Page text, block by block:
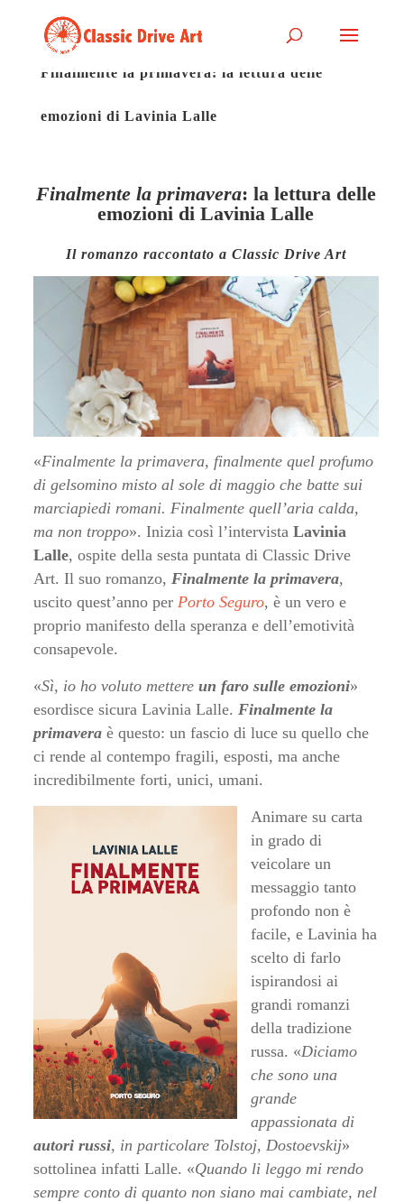
Finalmente la primavera: la lettura delle
emozioni di Lavinia Lalle
Finalmente la primavera: la lettura delle
emozioni di Lavinia Lalle
Il romanzo raccontato a Classic Drive Art
«Finalmente la primavera, finalmente quel profumo
di gelsomino misto al sole di maggio che batte sui
marciapiedi romani. Finalmente quell’aria calda,
ma non troppo». Inizia così l’intervista Lavinia
Lalle, ospite della sesta puntata di Classic Drive
Art. Il suo romanzo, Finalmente la primavera,
uscito quest’anno per Porto Seguro, è un vero e
proprio manifesto della speranza e dell’emotività
consapevole.
«Sì, io ho voluto mettere un faro sulle emozioni»
esordisce sicura Lavinia Lalle. Finalmente la
primaveraè questo: un fascio di luce su quello che
ci rende al contempo fragili, esposti, ma anche
incredibilmente forti, unici, umani.
Animare su carta
in grado di
veicolare un
messaggio tanto
profondo non è
facile, e Lavinia ha
scelto di farlo
ispirandosi ai
grandi romanzi
della tradizione
russa. «Diciamo
che sono una
grande
appassionata di
autori russi, in particolare Tolstoj, Dostoevskij»
sottolinea infatti Lalle. «Quando li leggo mi rendo
sempre conto di quanto non siano mai cambiate, nel